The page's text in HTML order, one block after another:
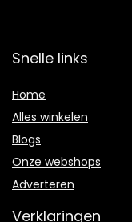
Snelle links
Home
Alles winkelen
Blogs
Onze webshops
Adverteren
Verklaringen